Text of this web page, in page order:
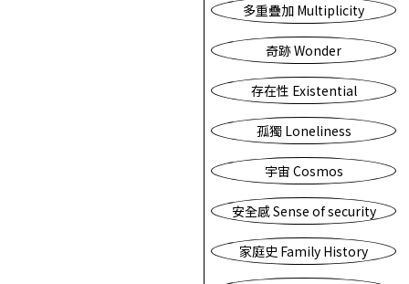
多重疊加 Multiplicity
奇跡 Wonder
存在性 Existential
孤獨 Loneliness
宇宙 Cosmos
安全感 Sense of security
家庭史 Family History